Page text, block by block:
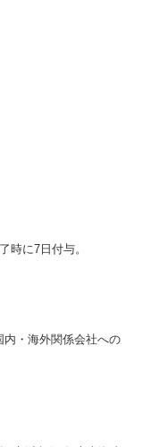
時に7日付与。
・海外関係会社への